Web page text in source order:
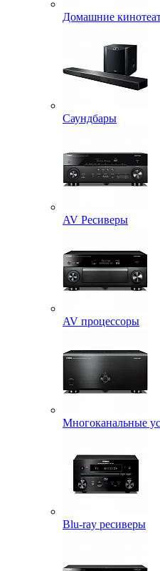
Домашние
Саундбары
AV Ресиверы
AV процессоры
Многоканальные
Blu-ray ресиверы